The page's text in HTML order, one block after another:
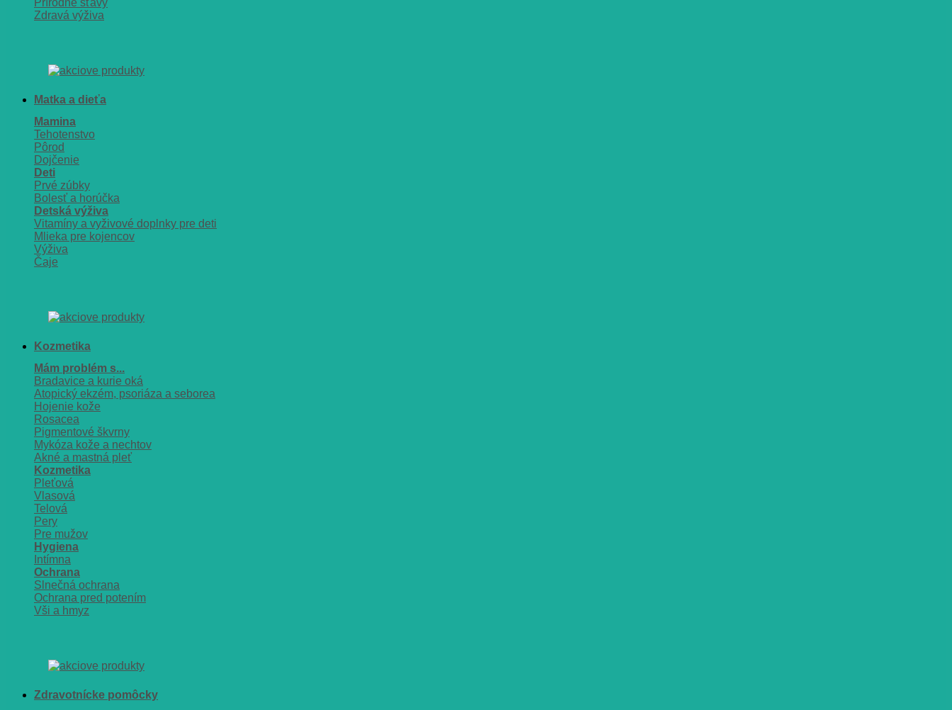
Prírodné šťavy
Zdravá výživa
Matka a dieťa
Mamina
Tehotenstvo
Pôrod
Dojčenie
Deti
Prvé zúbky
Bolesť a horúčka
Detská výživa
Vitamíny a vyživové doplnky pre deti
Mlieka pre kojencov
Výživa
Čaje
Kozmetika
Mám problém s...
Bradavice a kurie oká
Atopický ekzém, psoriáza a seborea
Hojenie kože
Rosacea
Pigmentové škvrny
Mykóza kože a nechtov
Akné a mastná pleť
Kozmetika
Pleťová
Vlasová
Telová
Pery
Pre mužov
Hygiena
Intímna
Ochrana
Slnečná ochrana
Ochrana pred potením
Vši a hmyz
Zdravotnícke pomôcky